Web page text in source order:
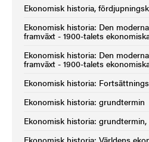
Ekonomisk historia,
Ekonomisk historia: Den
framväxt - 1900-talets
Ekonomisk historia: Den
framväxt - 1900-talets
Ekonomisk historia:
Ekonomisk historia: grundtermin
Ekonomisk historia: